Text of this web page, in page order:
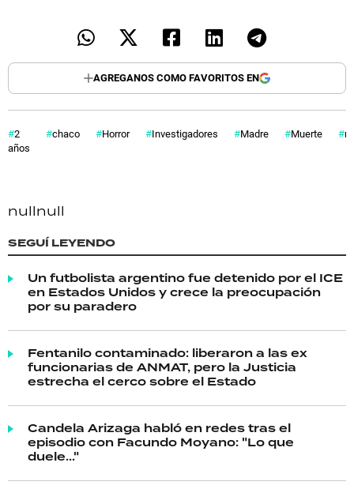
AGREGANOS COMO FAVORITOS EN
2
años
chaco Horror Investigadores Madre Muerte
nullnull
SEGUÍ LEYENDO
Un futbolista argentino fue detenido por el ICE
en Estados Unidos y crece la preocupación
por su paradero
Fentanilo contaminado: liberaron a las ex
funcionarias de ANMAT, pero la Justicia
estrecha el cerco sobre el Estado
Candela Arizaga habló en redes tras el
episodio con Facundo Moyano: "Lo que
duele..."